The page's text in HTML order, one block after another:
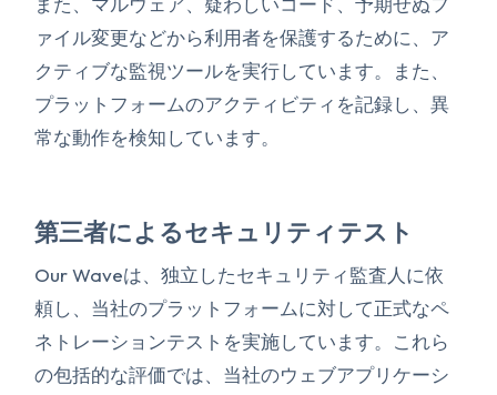
ァイル変更などから利用者を保護するために、ア
クティブな監視ツールを実行しています。また、
プラットフォームのアクティビティを記録し、異
常な動作を検知しています。
第三者によるセキュリティテスト
Our Waveは、独立したセキュリティ監査人に依
頼し、当社のプラットフォームに対して正式なペ
ネトレーションテストを実施しています。これら
の包括的な評価では、当社のウェブアプリケーシ